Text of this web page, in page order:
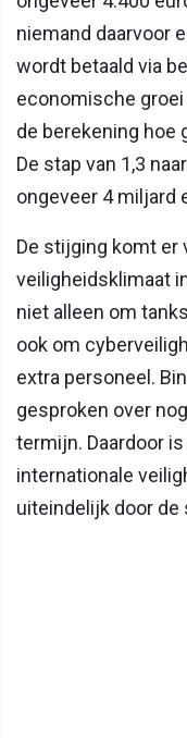
niemand daarvoor
wordt betaald via
economische
de berekening hoe
De stap van 1,3
ongeveer 4 miljard
De stijging komt er
veiligheidsklimaat
niet alleen om
ook om
extra personeel.
gesproken over
termijn. Daardoor
internationale
uiteindelijk door de